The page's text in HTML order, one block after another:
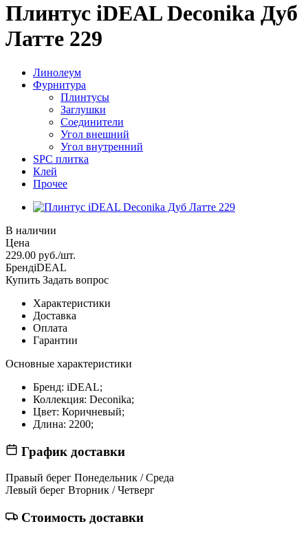
Плинтус iDEAL Deconika Дуб
Латте 229
Линолеум
Фурнитура
Плинтусы
Заглушки
Соединители
Угол внешний
Угол внутренний
SPC плитка
Клей
Прочее
В наличии
Цена
229.00 руб./шт.
БрендiDEAL
Купить Задать вопрос
Характеристики
Доставка
Оплата
Гарантии
Основные характеристики
Бренд: iDEAL;
Коллекция: Deconika;
Цвет: Коричневый;
Длина: 2200;
График доставки
Правый берег Понедельник / Среда
Левый берег Вторник / Четверг
Стоимость доставки